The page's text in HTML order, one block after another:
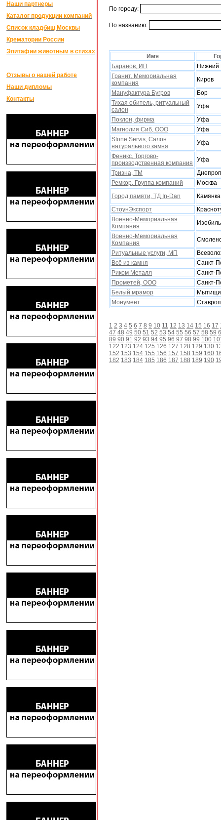
Наши партнеры
Каталог продукции компаний
Список кладбищ Москвы
Крематории России
Эпитафии животным в стихах
Отзывы о нашей работе
Наши дипломы
Контакты
По городу:
По названию:
Имя
Баранов, ИП
Нижний
Гранит, Мемориальная
компания
Киров
Мануфактура Бугров
Бор
Тихая обитель, ритуальный
салон
Уфа
Поклон, фирма
Уфа
Магнолия Сиб, ООО
Уфа
Stone Servis, Салон
натурального камня
Уфа
Феникс, Торгово-
производственная компания
Уфа
Тризна, ТМ
Ремкор, Группа компаний
Москва
Город памяти, ТД In-Dan
Камянка
СтоунЭкспорт
Военно-Мемориальная
Компания
Военно-Мемориальная
Компания
Ритуальные услуги, МП
Всё из камня
Санкт-
Риком Металл
Санкт-
Прометей, ООО
Санкт-
Белый мрамор
Мытищи
Монумент
1 2 3 4 5 6 7 8 9 10 11 12 13 14 15 16 17
47 48 49 50 51 52 53 54 55 56 57 58 59
89 90 91 92 93 94 95 96 97 98 99 100
122 123 124 125 126 127 128 129 130
152 153 154 155 156 157 158 159 160
182 183 184 185 186 187 188 189 190